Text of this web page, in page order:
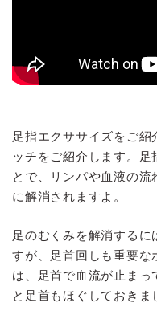
足指エクササイズをご
ッチをご紹介します。足
とで、リンパや血液の
に解消されますよ。
足のむくみを解消する
すが、足首回しも重要な
は、足首で血流が止まっ
と足首もほぐしておきま